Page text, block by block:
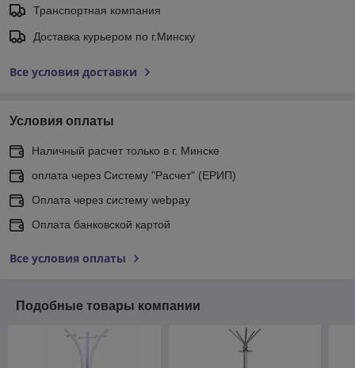
Транспортная компания
Доставка курьером по г.Минску
Все условия доставки
Условия оплаты
Наличный расчет только в г. Минске
оплата через Систему "Расчет" (ЕРИП)
Оплата через систему webpay
Оплата банковской картой
Все условия оплаты
Подобные товары компании